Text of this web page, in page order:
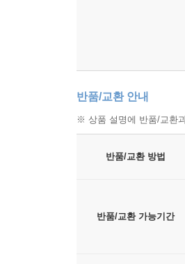
반품/교환 안내
※ 상품 설명에 반품/교환
반품/교환 방법
반품/교환 가능기간